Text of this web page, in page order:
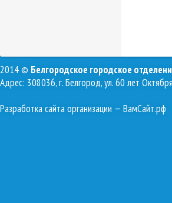
2014 © Белгородское городское
Адрес: 308036, г. Белгород, ул. 60 лет
Разработка сайта организации — ВамСайт.рф